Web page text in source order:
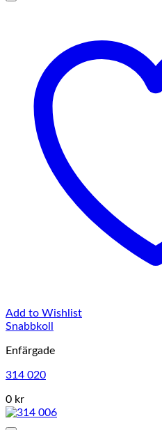
Add to Wishlist
Snabbkoll
Enfärgade
314 020
0 kr